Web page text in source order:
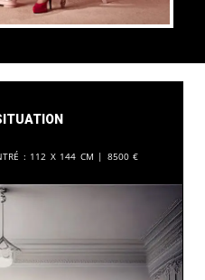
: 112 x 144 cm | 8500 €